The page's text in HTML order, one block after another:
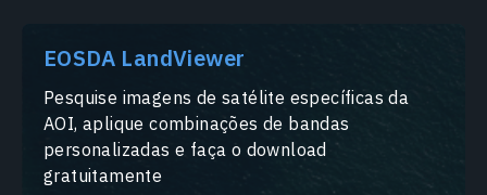
EOSDA LandViewer
Pesquise imagens de satélite específicas da
AOI, aplique combinações de bandas
personalizadas e faça o download
gratuitamente